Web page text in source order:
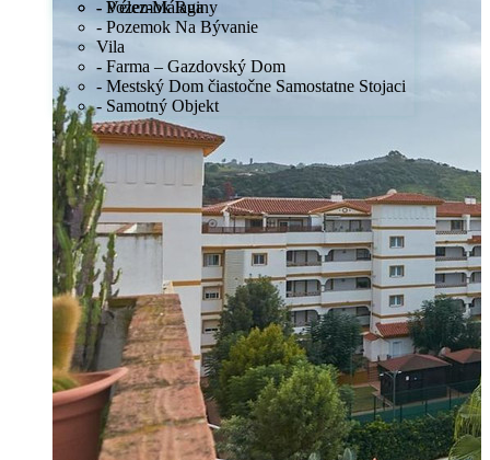
- Pozemok Ruiny
- Pozemok Na Bývanie
Vila
- Farma – Gazdovský Dom
- Mestský Dom čiastočne Samostatne Stojaci
- Samotný Objekt
- Vélez-Málaga